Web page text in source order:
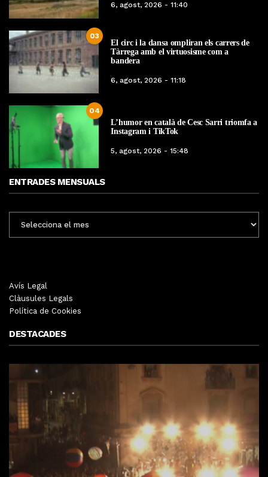
6, agost, 2026 - 11:40
03
El circ i la dansa ompliran els carrers de
Tàrrega amb el virtuosisme com a
bandera
6, agost, 2026 - 11:18
04
L’humor en català de Cesc Sarri triomfa a
Instagram i TikTok
5, agost, 2026 - 15:48
ENTRADES MENSUALS
MENSUALS
Avís Legal
Clàusules Legals
Política de Cookies
DESTACADES